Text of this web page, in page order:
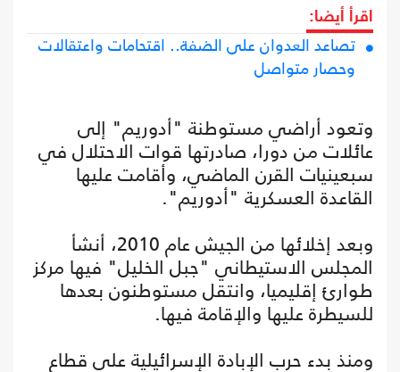
اقرأ أيضا:
تصاعد العدوان على الضفة.. اقتحامات واعتقالات
وحصار متواصل
وتعود أراضي مستوطنة "أدوريم" إلى
عائلات من دورا، صادرتها قوات الاحتلال في
سبعينيات القرن الماضي، وأقامت عليها
القاعدة العسكرية "أدوريم".
وبعد إخلائها من الجيش عام 2010، أنشأ
المجلس الاستيطاني "جبل الخليل" فيها مركز
طوارئ إقليميا، وانتقل مستوطنون بعدها
للسيطرة عليها والإقامة فيها.
ومنذ بدء حرب الإبادة الإسرائيلية على قطاع